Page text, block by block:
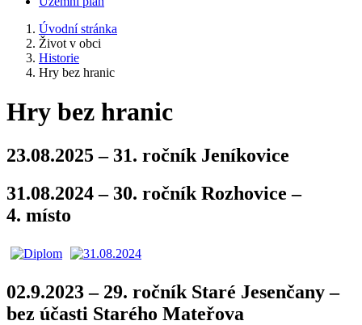
Úvodní stránka
Život v obci
Historie
Hry bez hranic
Hry bez hranic
23.08.2025 – 31. ročník Jeníkovice
31.08.2024 – 30. ročník Rozhovice –
4. místo
02.9.2023 – 29. ročník Staré Jesenčany –
bez účasti Starého Mateřova